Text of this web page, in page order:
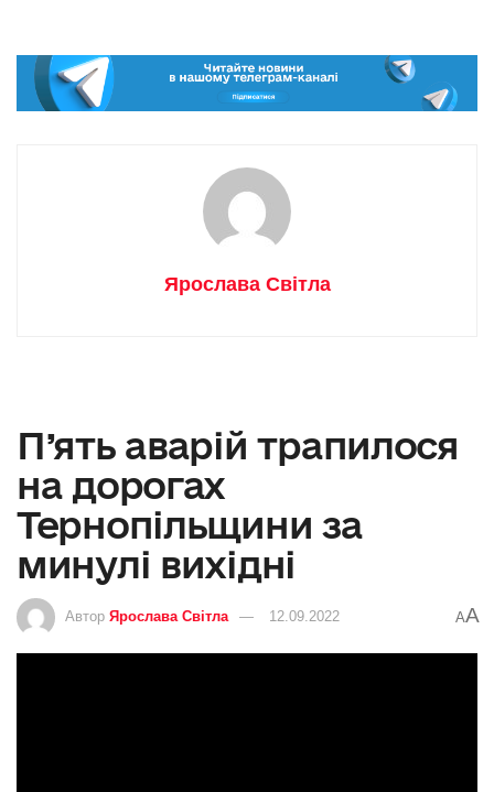
Ярослава Світла
П’ять аварій трапилося
на дорогах
Тернопільщини за
минулі вихідні
Автор Ярослава Світла 12.09.2022 AA